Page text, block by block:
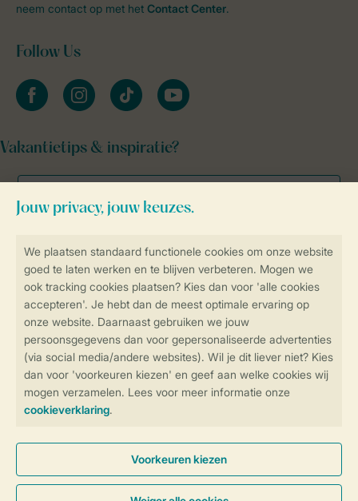
Controle over jouw gegevens &
Instellingen wijzigen
Veilig en snel online boeken
Veilige gegevensoverdracht
Veilige betaling
neem contact op met het Contact Center.
Follow Us
facebookinstagramtiktok youtube
Vakantietips & inspiratie?